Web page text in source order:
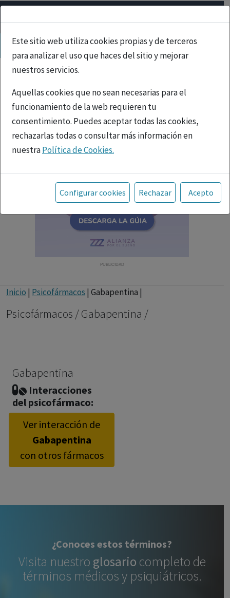
Este sitio web utiliza cookies propias y de terceros
para analizar el uso que haces del sitio y mejorar
nuestros servicios.
Aquellas cookies que no sean necesarias para el
funcionamiento de la web requieren tu
consentimiento. Puedes aceptar todas las cookies,
rechazarlas todas o consultar más información en
nuestraPolítica de Cookies.
Toda la información incluida en la Página Web está
referida a productos del mercado español y, por
tanto, dirigida a profesionales sanitarios legalmente
facultados para prescribir o dispensar medicamentos
con ejercicio profesional. La información técnica de los
fármacos se facilita a título meramente informativo,
caso concreto, el tratamiento más adecuado a las
Configurar cookies Rechazar Acepto
PUBLICIDAD
Inicio | Psicofármacos | Gabapentina |
Psicofármacos / Gabapentina /
Gabapentina
Interacciones
del psicofármaco:
Ver interacción de
Gabapentina
con otros fármacos
¿Conoces estos términos?
Visita nuestro glosario completo de
términos médicos y psiquiátricos.